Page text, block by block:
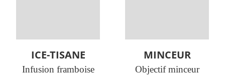
ICE-TISANE
Infusion framboise
MINCEUR
Objectif minceur